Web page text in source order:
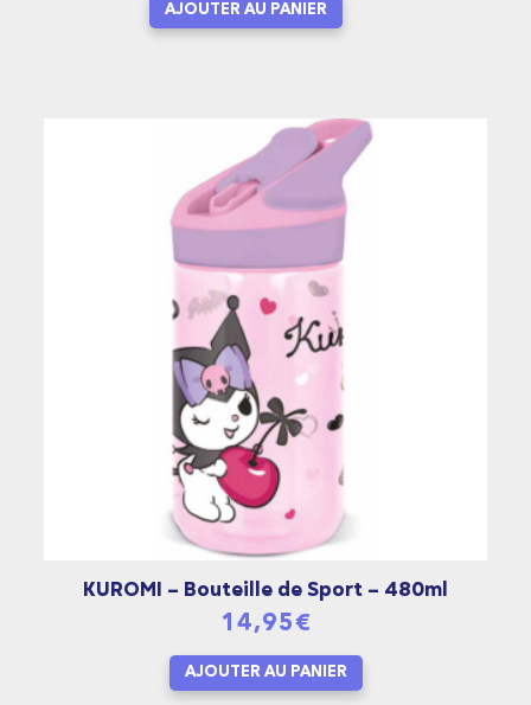
AJOUTER AU PANIER
KUROMI – Bouteille de Sport – 480ml
14,95€
AJOUTER AU PANIER